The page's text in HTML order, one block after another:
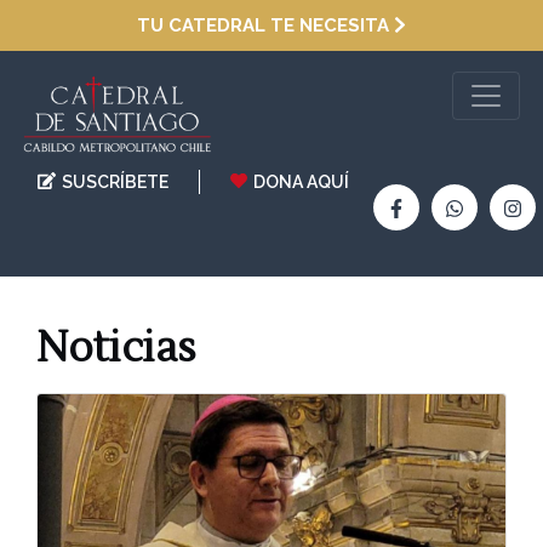
TU CATEDRAL TE NECESITA
SUSCRÍBETE DONA AQUÍ
Noticias